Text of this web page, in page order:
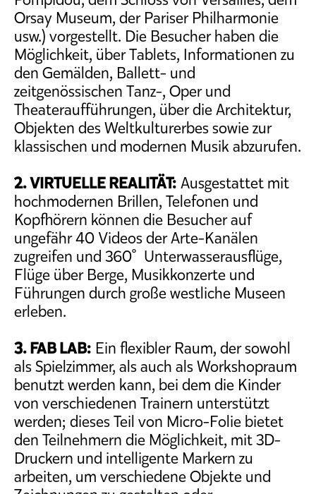
Orsay Museum, der Pariser Philharmonie
usw.) vorgestellt. Die Besucher haben die
Möglichkeit, über Tablets, Informationen zu
den Gemälden, Ballett- und
zeitgenössischen Tanz-, Oper und
Theateraufführungen, über die Architektur,
Objekten des Weltkulturerbes sowie zur
klassischen und modernen Musik abzurufen.
2. VIRTUELLE REALITÄT: Ausgestattet mit
hochmodernen Brillen, Telefonen und
Kopfhörern können die Besucher auf
ungefähr 40 Videos der Arte-Kanälen
zugreifen und 360˚ Unterwasserausflüge,
Flüge über Berge, Musikkonzerte und
Führungen durch große westliche Museen
erleben.
3. FAB LAB: Ein flexibler Raum, der sowohl
als Spielzimmer, als auch als Workshopraum
benutzt werden kann, bei dem die Kinder
von verschiedenen Trainern unterstützt
werden; dieses Teil von Micro-Folie bietet
den Teilnehmern die Möglichkeit, mit 3D-
Druckern und intelligente Markern zu
arbeiten, um verschiedene Objekte und